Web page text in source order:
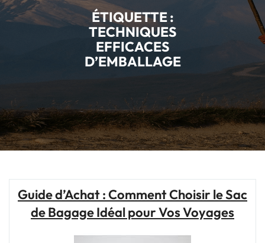
ÉTIQUETTE :
TECHNIQUES
EFFICACES
D’EMBALLAGE
Guide d’Achat : Comment Choisir le Sac
de Bagage Idéal pour Vos Voyages